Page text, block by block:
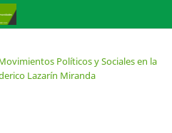
Políticos y Sociales en la
Lazarín Miranda